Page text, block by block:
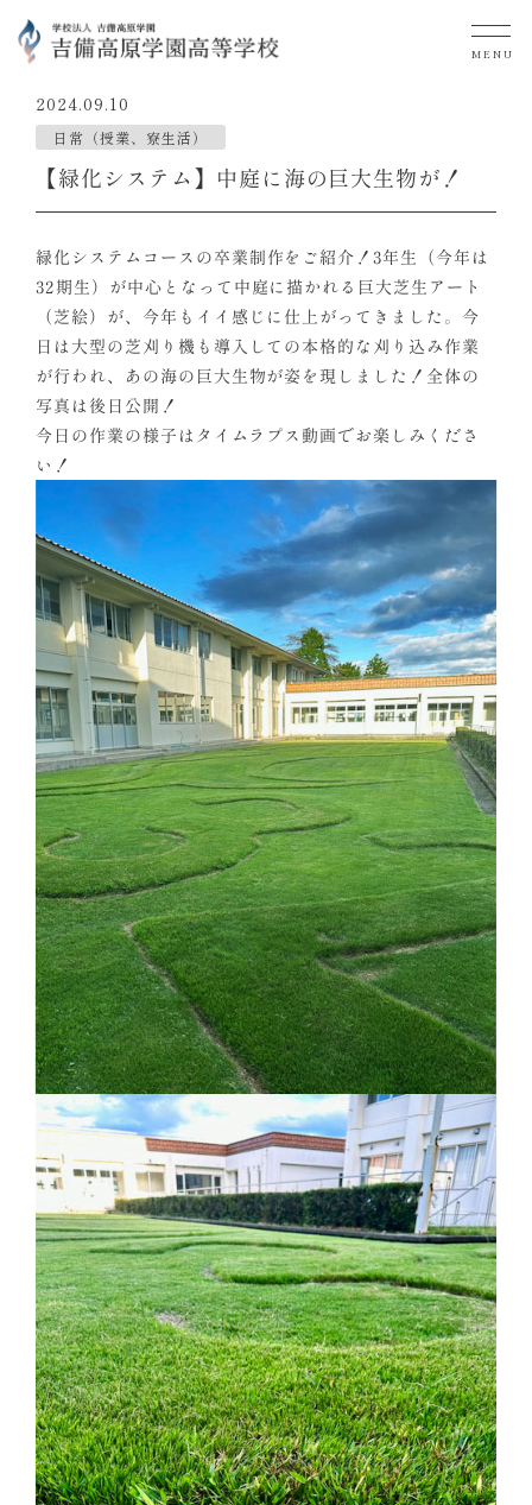
MENU
2024.09.10
日常（授業、寮生活）
【緑化システム】中庭に海の巨大生物が！
緑化システムコースの卒業制作をご紹介！3年生（今年は
32期生）が中心となって中庭に描かれる巨大芝生アート
（芝絵）が、今年もイイ感じに仕上がってきました。今
日は大型の芝刈り機も導入しての本格的な刈り込み作業
が行われ、あの海の巨大生物が姿を現しました！全体の
写真は後日公開！
今日の作業の様子はタイムラプス動画でお楽しみくださ
い！